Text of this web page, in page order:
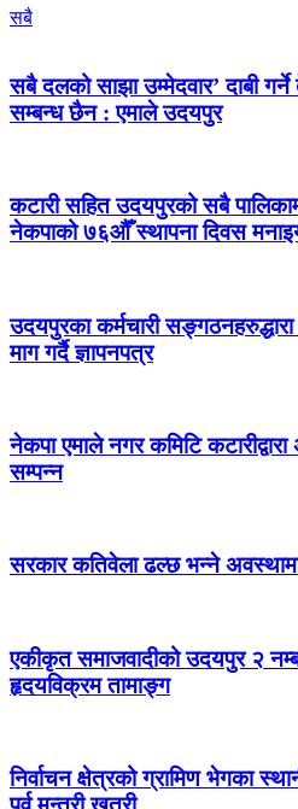
सबै
सबै दलको साझा उम्मेदवार’ दाबी
सम्बन्ध छैन : एमाले उदयपुर
कटारी सहित उदयपुरको सबै
नेकपाको ७६औँ स्थापना दिवस
उदयपुरका कर्मचारी
माग गर्दै ज्ञापनपत्र
नेकपा एमाले नगर कमिटि
सम्पन्न
सरकार कतिवेला ढल्छ भन्ने
एकीकृत समाजवादीको उदयपुर २
हृदयविक्रम तामाङ्ग
निर्वाचन क्षेत्रको ग्रामिण भेगका